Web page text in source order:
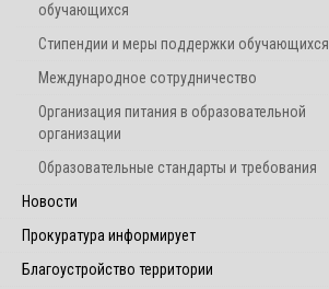
обучающихся
Стипендии и меры поддержки обучающихся
Международное сотрудничество
Организация питания в образовательной
организации
Образовательные стандарты и требования
Новости
Прокуратура информирует
Благоустройство территории